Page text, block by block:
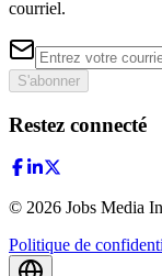
courriel.
S'abonner
Restez connecté
© 2026 Jobs Media
Politique de